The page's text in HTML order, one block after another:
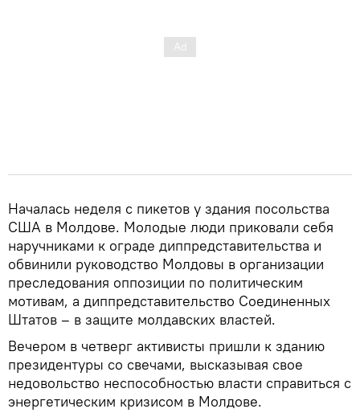
Началась неделя с пикетов у здания посольства
США в Молдове. Молодые люди приковали себя
наручниками к ограде диппредставительства и
обвинили руководство Молдовы в организации
преследования оппозиции по политическим
мотивам, а диппредставительство Соединенных
Штатов – в защите молдавских властей.
Вечером в четверг активисты пришли к зданию
президентуры со свечами, высказывая свое
недовольство неспособностью власти справиться с
энергетическим кризисом в Молдове.